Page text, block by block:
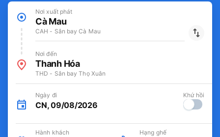
Nơi xuất phát
Cà Mau
CAH - Sân bay Cà Mau
Nơi đến
Thanh Hóa
THD - Sân bay Thọ Xuân
Ngày đi
CN, 09/08/2026
Khứ hồi
Hành khách Hạng ghế